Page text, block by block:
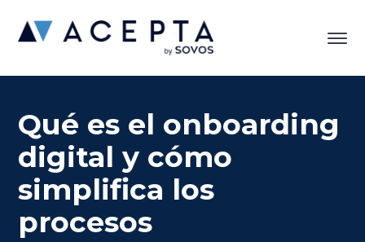
Qué es el onboarding
digital y cómo
simplifica los
procesos